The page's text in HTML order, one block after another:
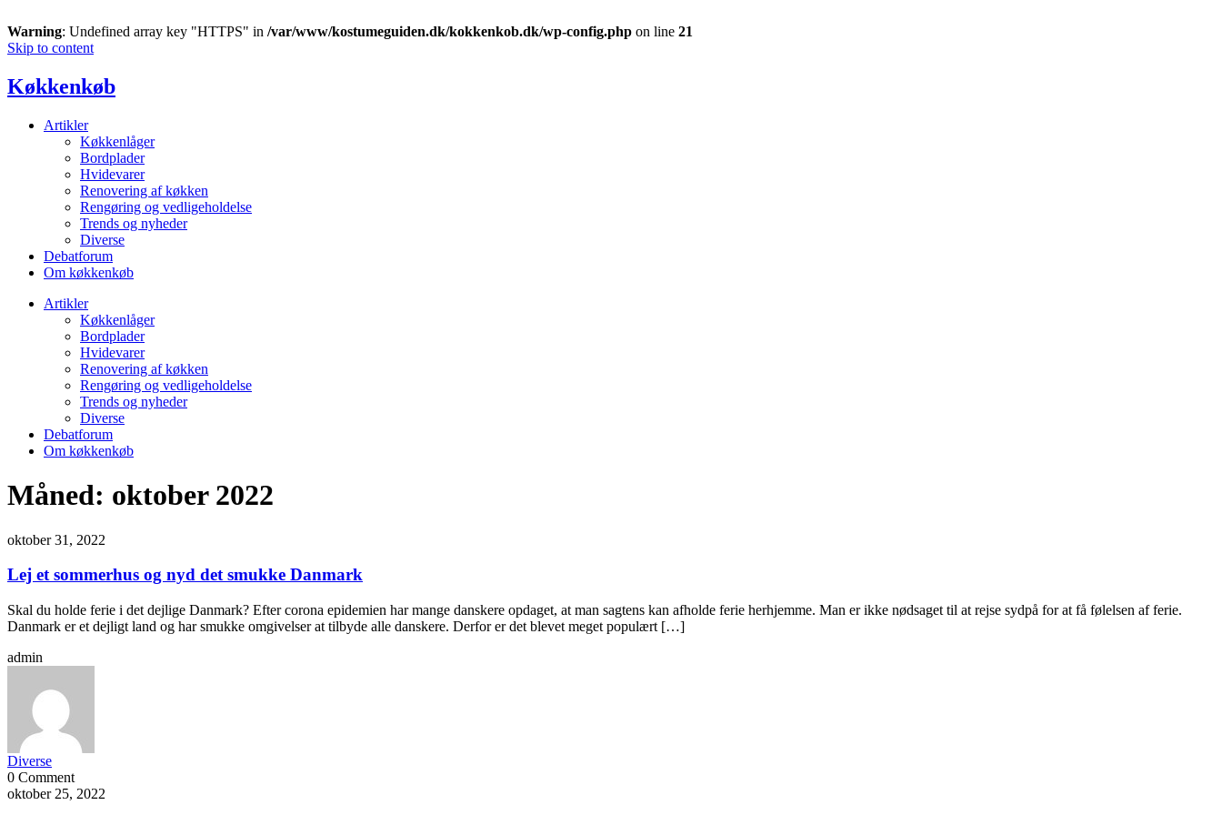
Warning: Undefined array key "HTTPS" in /var/www/kostumeguiden.dk/kokkenkob.dk/wp-config.php on line 21
Skip to content
Køkkenkøb
Artikler
Køkkenlåger
Bordplader
Hvidevarer
Renovering af køkken
Rengøring og vedligeholdelse
Trends og nyheder
Diverse
Debatforum
Om køkkenkøb
Artikler
Køkkenlåger
Bordplader
Hvidevarer
Renovering af køkken
Rengøring og vedligeholdelse
Trends og nyheder
Diverse
Debatforum
Om køkkenkøb
Måned: oktober 2022
oktober 31, 2022
Lej et sommerhus og nyd det smukke Danmark
Skal du holde ferie i det dejlige Danmark? Efter corona epidemien har mange danskere opdaget, at man sagtens kan afholde ferie herhjemme. Man er ikke nødsaget til at rejse sydpå for at få følelsen af ferie.
Danmark er et dejligt land og har smukke omgivelser at tilbyde alle danskere. Derfor er det blevet meget populært […]
admin
Diverse
0 Comment
oktober 25, 2022